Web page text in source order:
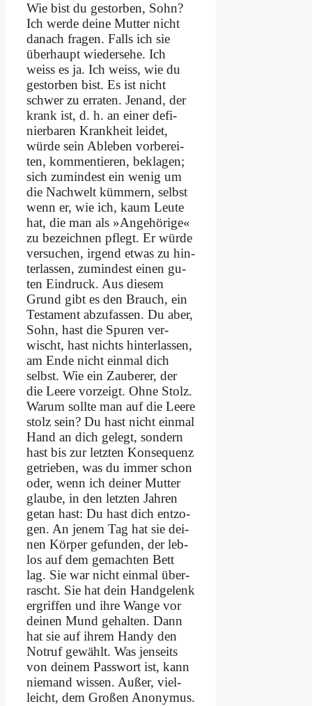
Wie bist du ge­stor­ben, Sohn?
Ich wer­de dei­ne Mut­ter nicht
da­nach fra­gen. Falls ich sie
über­haupt wie­der­se­he. Ich
weiss es ja. Ich weiss, wie du
ge­stor­ben bist. Es ist nicht
schwer zu er­ra­ten. Je­na­nd, der
krank ist, d. h. an ei­ner de­fi­
nier­ba­ren Krank­heit lei­det,
wür­de sein Ab­le­ben vor­be­rei­
ten, kom­men­tie­ren, be­kla­gen;
sich zu­min­dest ein we­nig um
die Nach­welt küm­mern, selbst
wenn er, wie ich, kaum Leu­te
hat, die man als »An­ge­hö­ri­ge«
zu be­zeichnen pflegt. Er wür­de
ver­su­chen, ir­gend et­was zu hin­
ter­las­sen, zu­min­dest ei­nen gu­
ten Ein­druck. Aus die­sem
Grund gibt es den Brauch, ein
Te­sta­ment ab­zu­fas­sen. Du aber,
Sohn, hast die Spu­ren ver­
wischt, hast nichts hin­ter­las­sen,
am En­de nicht ein­mal dich
selbst. Wie ein Zau­be­rer, der
die Lee­re vor­zeigt. Oh­ne Stolz.
War­um soll­te man auf die Lee­re
stolz sein? Du hast nicht ein­mal
Hand an dich ge­legt, son­dern
hast bis zur letz­ten Kon­se­quenz
ge­trie­ben, was du im­mer schon
oder, wenn ich dei­ner Mut­ter
glau­be, in den letz­ten Jah­ren
ge­tan hast: Du hast dich ent­zo­
gen. An je­nem Tag hat sie dei­
nen Kör­per ge­fun­den, der leb­
los auf dem ge­mach­ten Bett
lag. Sie war nicht ein­mal über­
rascht. Sie hat dein Hand­ge­lenk
er­grif­fen und ih­re Wan­ge vor
dei­nen Mund ge­hal­ten. Dann
hat sie auf ih­rem Han­dy den
Not­ruf ge­wählt. Was jen­seits
von dei­nem Pass­wort ist, kann
nie­mand wis­sen. Au­ßer, viel­
leicht, dem Gro­ßen An­ony­mus.